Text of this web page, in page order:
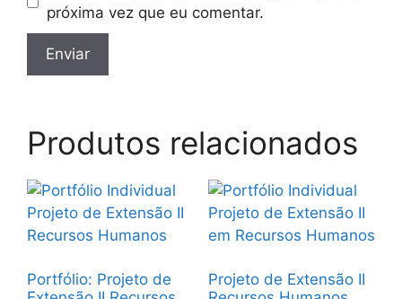
próxima vez que eu comentar.
Produtos relacionados
Portfólio: Projeto de
Projeto de Extensão II